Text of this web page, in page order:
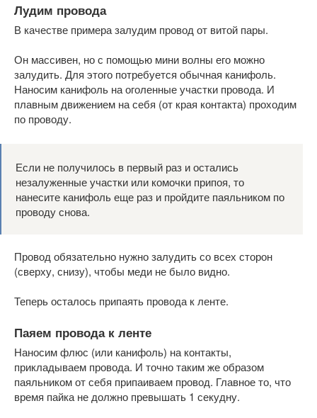
Лудим провода
В качестве примера залудим провод от витой пары.
Он массивен, но с помощью мини волны его можно
залудить. Для этого потребуется обычная канифоль.
Наносим канифоль на оголенные участки провода. И
плавным движением на себя (от края контакта) проходим
по проводу.
Если не получилось в первый раз и остались
незалуженные участки или комочки припоя, то
нанесите канифоль еще раз и пройдите паяльником по
проводу снова.
Провод обязательно нужно залудить со всех сторон
(сверху, снизу), чтобы меди не было видно.
Теперь осталось припаять провода к ленте.
Паяем провода к ленте
Наносим флюс (или канифоль) на контакты,
прикладываем провода. И точно таким же образом
паяльником от себя припаиваем провод. Главное то, что
время пайка не должно превышать 1 секудну.